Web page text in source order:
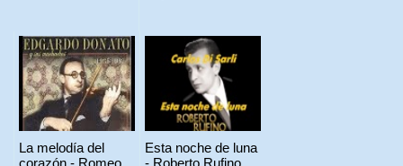
La melodía del
corazón - Romeo
Esta noche de luna
- Roberto Rufino